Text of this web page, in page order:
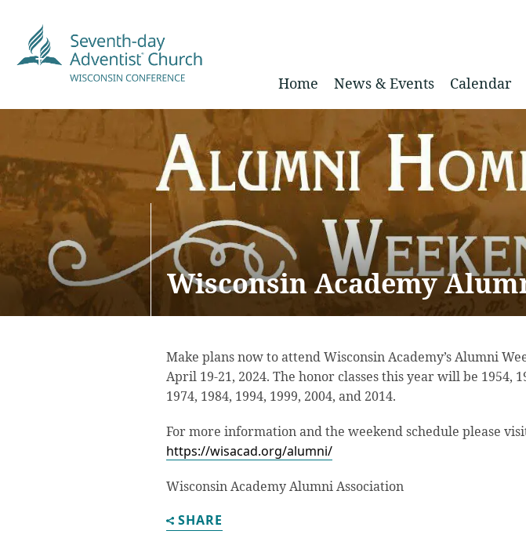
Home News & Events Calendar
Wisconsin Academy
Make plans now to attend Wisconsin Academy’s Alumni
April 19-21, 2024. The honor classes this year will be 1954,
1974, 1984, 1994, 1999, 2004, and 2014.
For more information and the weekend schedule please
https://wisacad.org/alumni/
Wisconsin Academy Alumni Association
SHARE